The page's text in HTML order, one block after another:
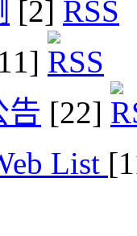
[2]
告 [22]
List